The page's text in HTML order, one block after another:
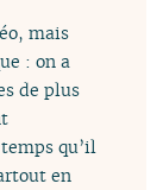
mais
: on a
de plus
qu’il
en